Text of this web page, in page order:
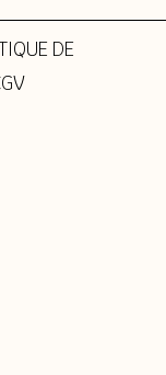
DE